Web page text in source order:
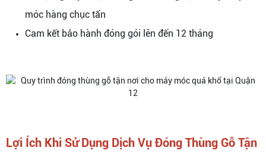
móc hàng chục tấn
Cam kết bảo hành đóng gói lên đến 12 tháng
Lợi Ích Khi Sử Dụng Dịch Vụ Đóng Thùng Gỗ Tận